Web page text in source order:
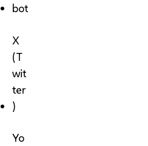
bot
X
(T
wit
ter
)
Yo